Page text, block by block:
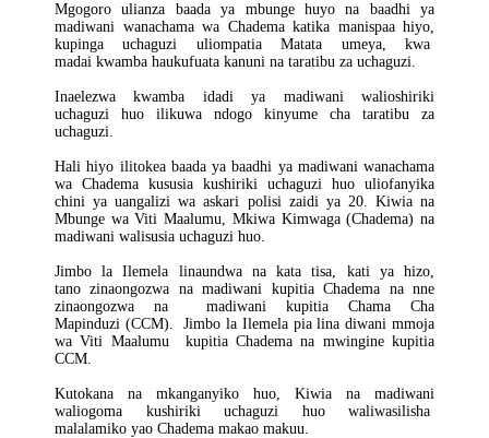
Mgogoro ulianza baada ya mbunge huyo na baadhi ya
madiwani wanachama wa Chadema katika manispaa hiyo,
kupinga uchaguzi uliompatia Matata umeya, kwa
madai kwamba haukufuata kanuni na taratibu za uchaguzi.
Inaelezwa kwamba idadi ya madiwani walioshiriki
uchaguzi huo ilikuwa ndogo kinyume cha taratibu za
uchaguzi.
Hali hiyo ilitokea baada ya baadhi ya madiwani wanachama
wa Chadema kususia kushiriki uchaguzi huo uliofanyika
chini ya uangalizi wa askari polisi zaidi ya 20. Kiwia na
Mbunge wa Viti Maalumu, Mkiwa Kimwaga (Chadema) na
madiwani walisusia uchaguzi huo.
Jimbo la Ilemela linaundwa na kata tisa, kati ya hizo,
tano zinaongozwa na madiwani kupitia Chadema na nne
zinaongozwa na madiwani kupitia Chama Cha
Mapinduzi (CCM). Jimbo la Ilemela pia lina diwani mmoja
wa Viti Maalumu kupitia Chadema na mwingine kupitia
CCM.
Kutokana na mkanganyiko huo, Kiwia na madiwani
waliogoma kushiriki uchaguzi huo waliwasilisha
malalamiko yao Chadema makao makuu.